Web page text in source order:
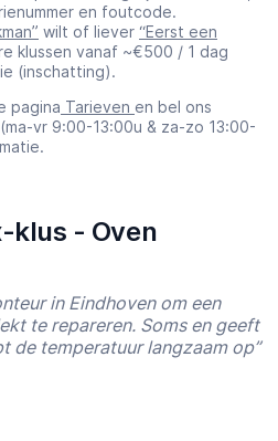
en foutcode.
wilt of liever “Eerst een
klussen vanaf ~€500 / 1 dag
(inschatting).
pagina Tarieven en bel ons
vr 9:00-13:00u & za-zo 13:00-
klus - Oven
in Eindhoven om een
te repareren. Soms en geeft
de temperatuur langzaam op”